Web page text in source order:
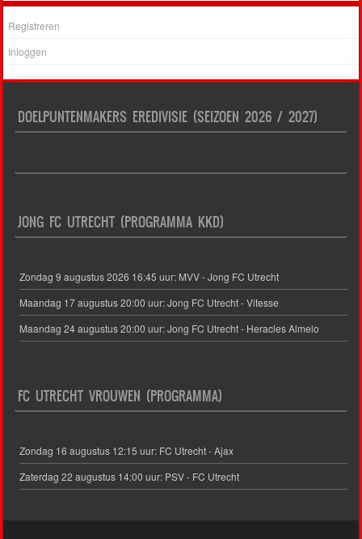
Registreren
Inloggen
DOELPUNTENMAKERS EREDIVISIE (SEIZOEN 2026 / 2027)
JONG FC UTRECHT (PROGRAMMA KKD)
Zondag 9 augustus 2026 16:45 uur: MVV - Jong FC Utrecht
Maandag 17 augustus 20:00 uur: Jong FC Utrecht - Vitesse
Maandag 24 augustus 20:00 uur: Jong FC Utrecht - Heracles Almelo
FC UTRECHT VROUWEN (PROGRAMMA)
Zondag 16 augustus 12:15 uur: FC Utrecht - Ajax
Zaterdag 22 augustus 14:00 uur: PSV - FC Utrecht